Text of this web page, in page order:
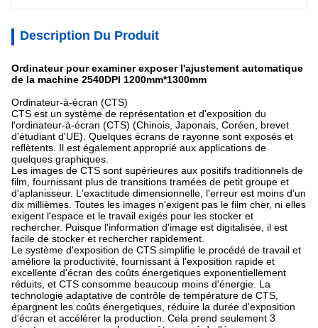
Description Du Produit
Ordinateur pour examiner exposer l'ajustement automatique
de la machine 2540DPI 1200mm*1300mm
Ordinateur-à-écran (CTS)
CTS est un système de représentation et d'exposition du
l'ordinateur-à-écran (CTS) (Chinois, Japonais, Coréen, brevet
d'étudiant d'UE). Quelques écrans de rayonne sont exposés et
reflètents. Il est également approprié aux applications de
quelques graphiques.
Les images de CTS sont supérieures aux positifs traditionnels de
film, fournissant plus de transitions tramées de petit groupe et
d'aplanisseur. L'exactitude dimensionnelle, l'erreur est moins d'un
dix millièmes. Toutes les images n'exigent pas le film cher, ni elles
exigent l'espace et le travail exigés pour les stocker et
rechercher. Puisque l'information d'image est digitalisée, il est
facile de stocker et rechercher rapidement.
Le système d'exposition de CTS simplifie le procédé de travail et
améliore la productivité, fournissant à l'exposition rapide et
excellente d'écran des coûts énergetiques exponentiellement
réduits, et CTS consomme beaucoup moins d'énergie. La
technologie adaptative de contrôle de température de CTS,
épargnent les coûts énergetiques, réduire la durée d'exposition
d'écran et accélérer la production. Cela prend seulement 3